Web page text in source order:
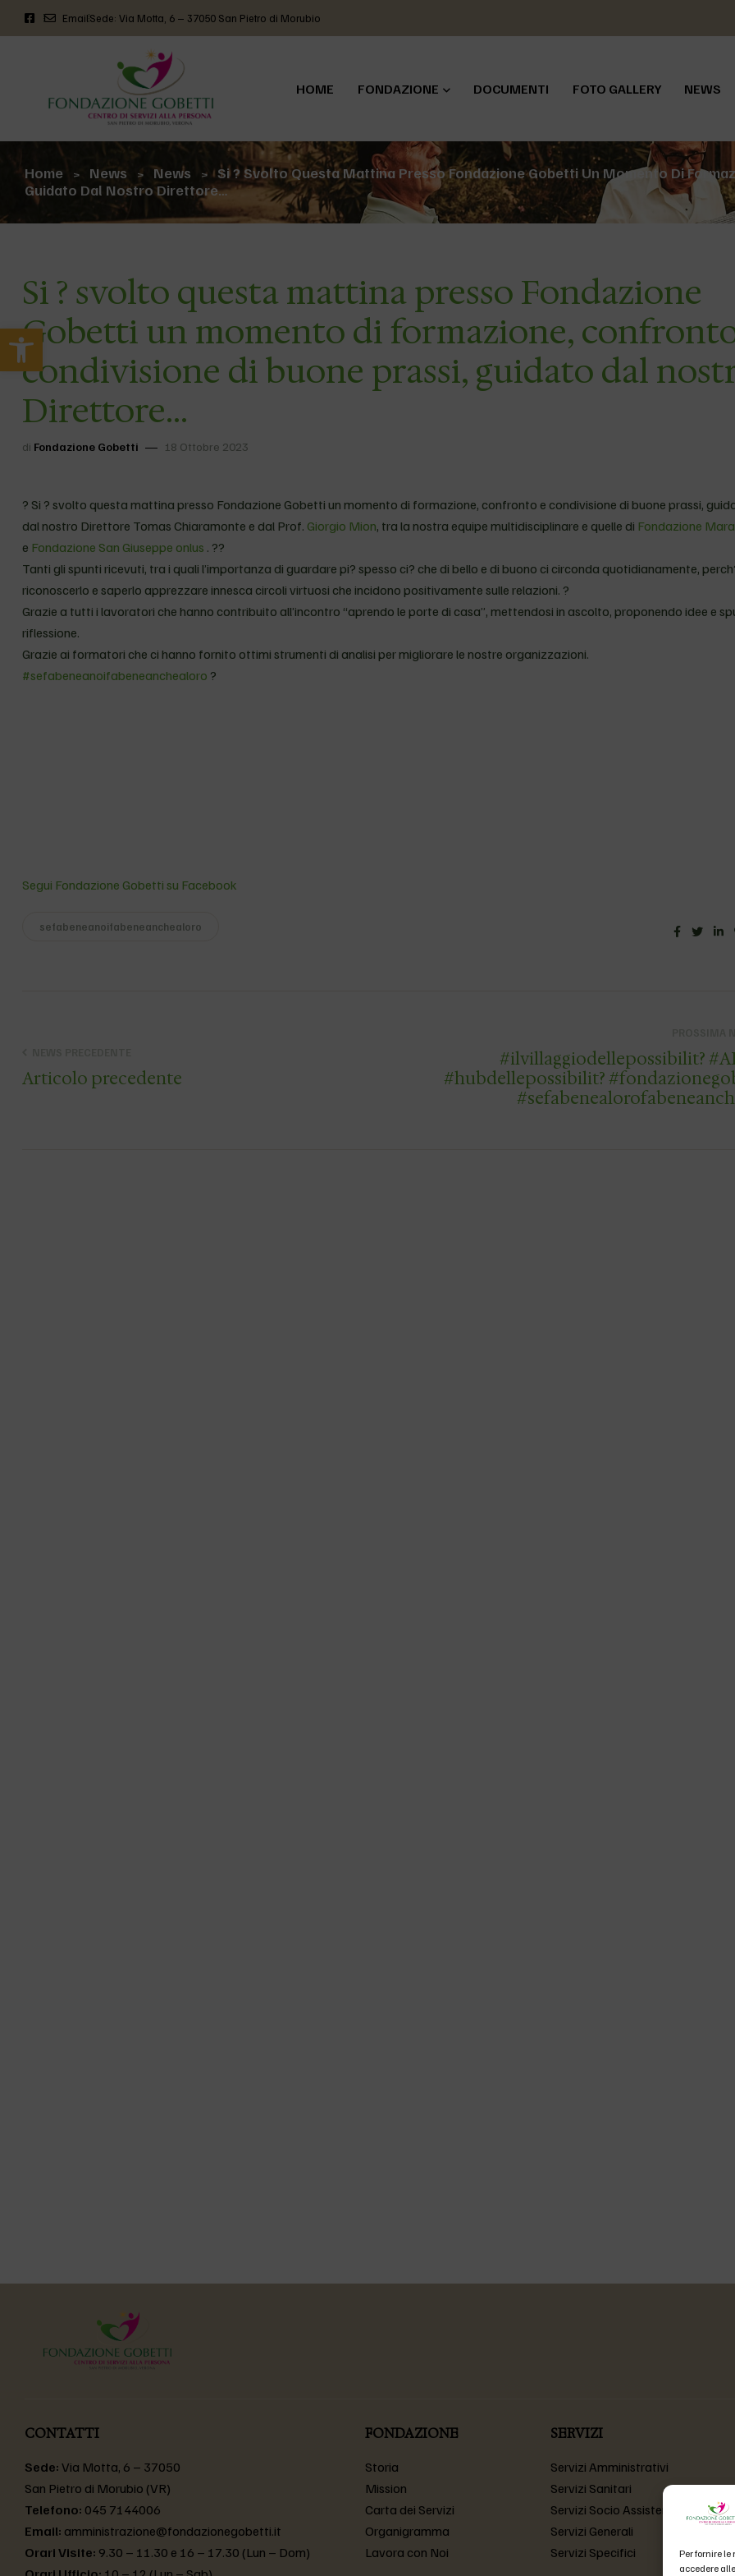
Apri la barra degli strumenti
Per fornire
accedere
EmailSede: Via Motta, 6 – 37050 San Pietro di Morubio
HOME FONDAZIONE DOCUMENTI FOTO GALLERY NEWS
Home > News > News >
Si ? Svolto Questa Mattina Presso Fondazione Gobetti Un Momento Di
Guidato Dal Nostro Direttore…
Si ? svolto questa mattina presso Fondazione
Gobetti un momento di formazione,
condivisione di buone prassi, guidato dal
Direttore…
di Fondazione Gobetti 18 Ottobre 2023
? Si ? svolto questa mattina presso Fondazione Gobetti un momento di formazione, confronto e condivisione di buone prassi,
dal nostro Direttore Tomas Chiaramonte e dal Prof. Giorgio Mion, tra la nostra equipe multidisciplinare e quelle di Fondazione
e Fondazione San Giuseppe onlus . ??
Tanti gli spunti ricevuti, tra i quali l’importanza di guardare pi? spesso ci? che di bello e di buono ci circonda quotidianamente,
riconoscerlo e saperlo apprezzare innesca circoli virtuosi che incidono positivamente sulle relazioni. ?
Grazie a tutti i lavoratori che hanno contribuito all’incontro “aprendo le porte di casa”, mettendosi in ascolto, proponendo idee e
riflessione.
Grazie ai formatori che ci hanno fornito ottimi strumenti di analisi per migliorare le nostre organizzazioni.
#sefabeneanoifabeneanchealoro ?
Segui Fondazione Gobetti su Facebook
sefabeneanoifabeneanchealoro Facebook
Articolo precedente
#ilvillaggiodellepossibilit? #ADOA
#hubdellepossibilit? #fondazionegobetti
CONTATTI
Sede: Via Motta, 6 – 37050
San Pietro di Morubio (VR)
Telefono: 045 7144006
Email: amministrazione@fondazionegobetti.it
Orari Visite: 9.30 – 11.30 e 16 – 17.30 (Lun – Dom)
FONDAZIONE
Storia
Mission
Carta dei Servizi
Organigramma
Lavora con Noi
SERVIZI
Servizi Amministrativi
Servizi Sanitari
Servizi Socio Assistenziali
Servizi Generali
Servizi Specifici